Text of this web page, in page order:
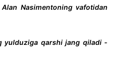
Nasimentoning vafotidan
yulduziga qarshi jang qiladi -